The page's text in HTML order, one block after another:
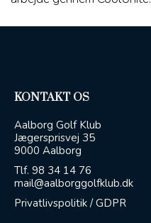
KONTAKT OS
Aalborg Golf Klub
Jægersprisvej 35
9000 Aalborg
Tlf. 98 34 14 76
mail@aalborggolfklub.dk
Privatlivspolitik / GDPR